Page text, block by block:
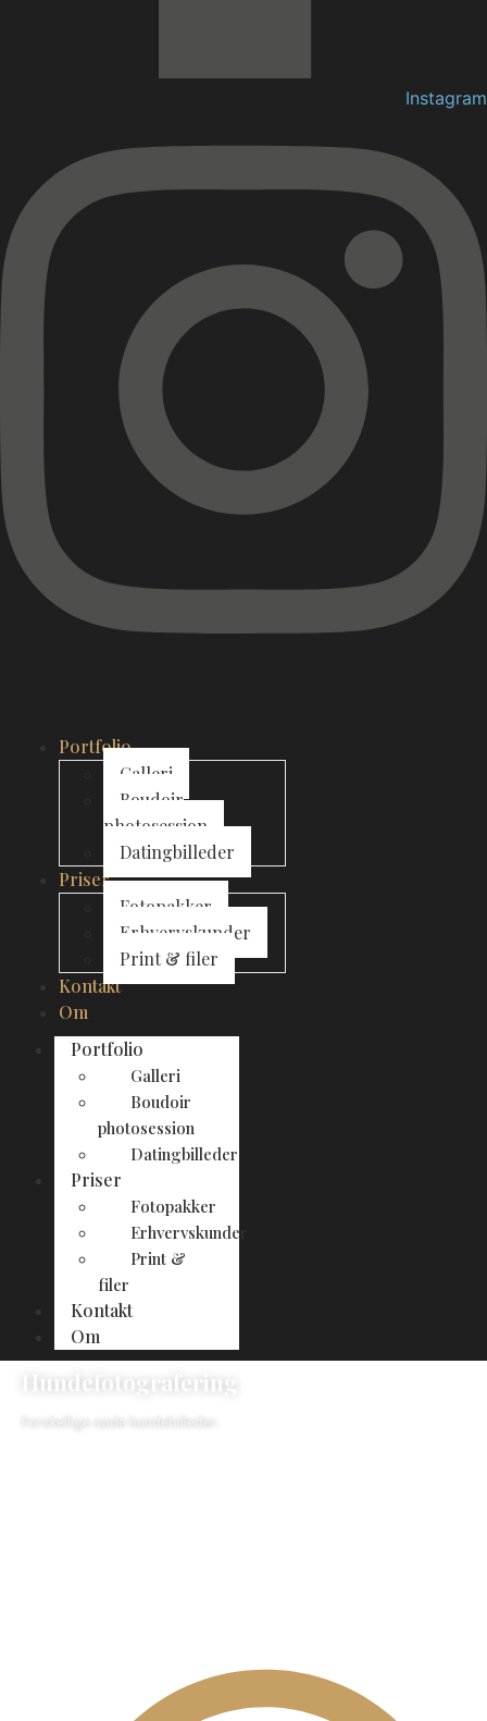
Instagram
Portfolio
Galleri
Boudoir
photosession
Datingbilleder
Priser
Fotopakker
Erhvervskunder
Print & filer
Kontakt
Om
Portfolio
Galleri
Boudoir
photosession
Datingbilleder
Priser
Fotopakker
Erhvervskunder
Print &
filer
Kontakt
Om
Hundefotografering
Forskellige søde hundebilleder.